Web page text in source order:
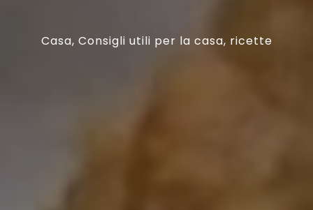
Casa, Consigli utili per la casa, ricette